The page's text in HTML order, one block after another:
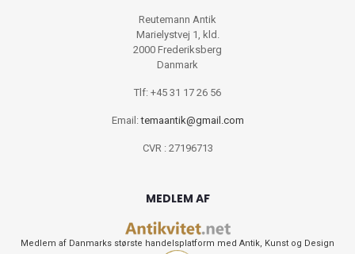
Reutemann Antik
Marielystvej 1, kld.
2000 Frederiksberg
Danmark
Tlf: +45 31 17 26 56
Email:temaantik@gmail.com
CVR : 27196713
MEDLEM AF
Medlem af Danmarks største handelsplatform med Antik, Kunst og Design